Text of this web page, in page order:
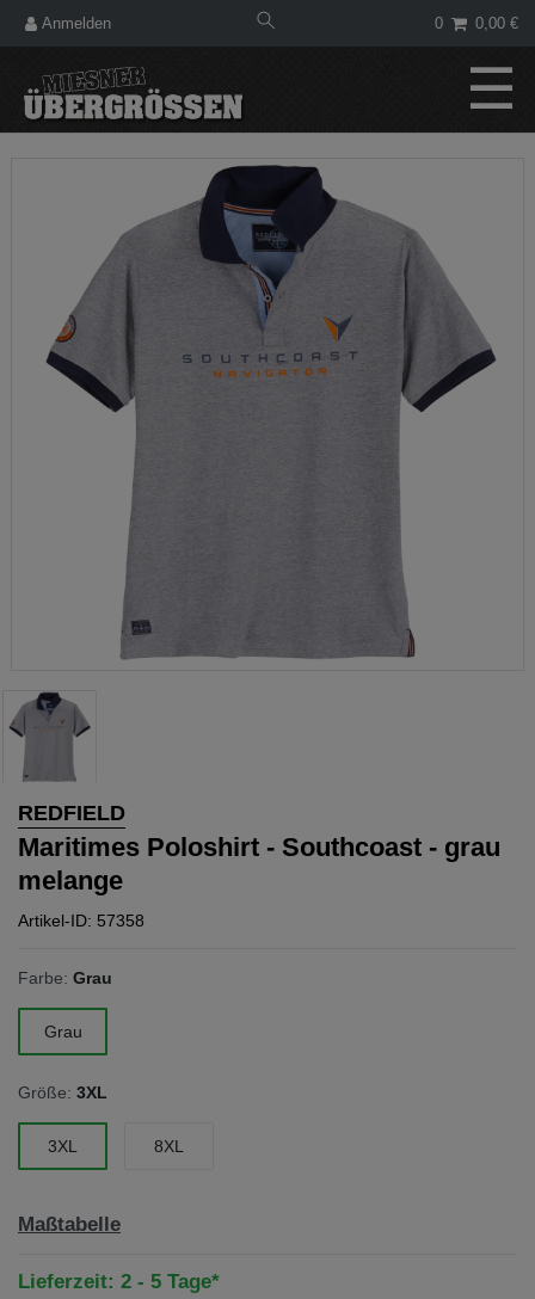
Anmelden 0 0,00 €
☰
REDFIELD
Maritimes Poloshirt - Southcoast - grau
melange
Artikel-ID: 57358
Farbe: Grau
Grau
Größe: 3XL
3XL 8XL
Maßtabelle
Lieferzeit: 2 - 5 Tage*